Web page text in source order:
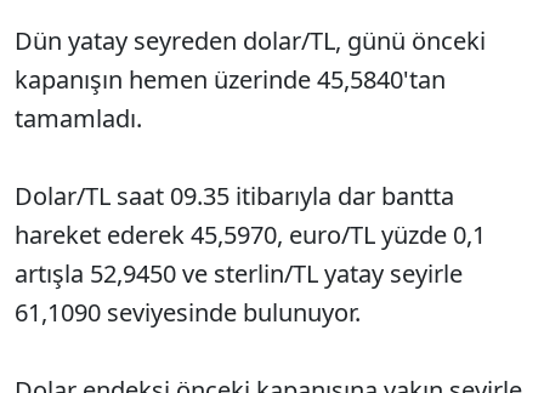
Dün yatay seyreden dolar/TL, günü önceki
kapanışın hemen üzerinde 45,5840'tan
tamamladı.
Dolar/TL saat 09.35 itibarıyla dar bantta
hareket ederek 45,5970, euro/TL yüzde 0,1
artışla 52,9450 ve sterlin/TL yatay seyirle
61,1090 seviyesinde bulunuyor.